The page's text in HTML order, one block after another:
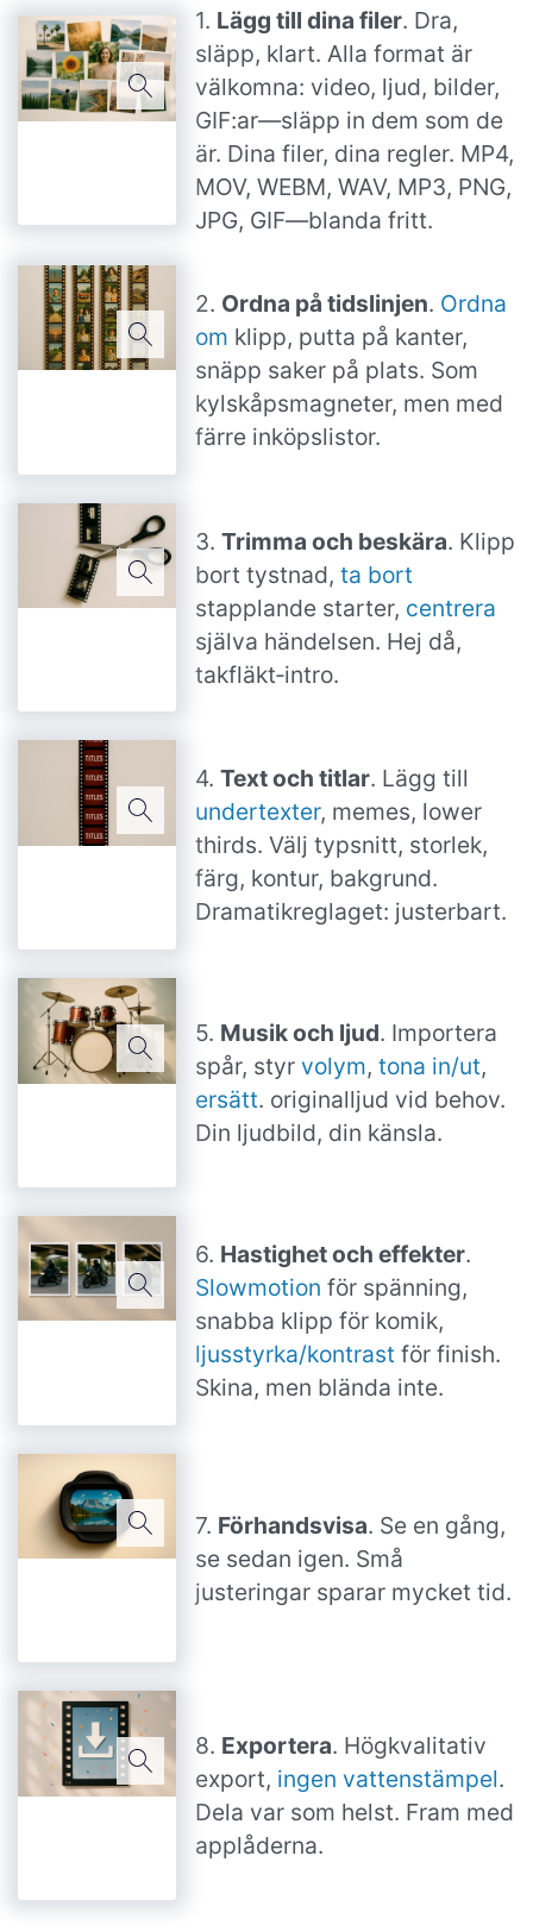
1. Lägg till dina filer. Dra,
släpp, klart. Alla format är
välkomna: video, ljud, bilder,
GIF:ar—släpp in dem som de
är. Dina filer, dina regler. MP4,
MOV, WEBM, WAV, MP3, PNG,
JPG, GIF—blanda fritt.
2. Ordna på tidslinjen. Ordna
om klipp, putta på kanter,
snäpp saker på plats. Som
kylskåpsmagneter, men med
färre inköpslistor.
3. Trimma och beskära. Klipp
bort tystnad, ta bort
stapplande starter, centrera
själva händelsen. Hej då,
takfläkt‑intro.
4. Text och titlar. Lägg till
undertexter, memes, lower
thirds. Välj typsnitt, storlek,
färg, kontur, bakgrund.
Dramatikreglaget: justerbart.
5. Musik och ljud. Importera
spår, styr volym, tona in/ut,
ersätt. originalljud vid behov.
Din ljudbild, din känsla.
6. Hastighet och effekter.
Slowmotion för spänning,
snabba klipp för komik,
ljusstyrka/kontrastför finish.
Skina, men blända inte.
7. Förhandsvisa. Se en gång,
se sedan igen. Små
justeringar sparar mycket tid.
8. Exportera. Högkvalitativ
export, ingen vattenstämpel.
Dela var som helst. Fram med
applåderna.